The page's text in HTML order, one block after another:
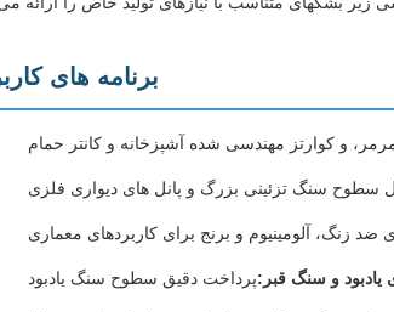
برنامه های
و کوارتز مهندسی شده آشپزخانه و کانتر حمام
سطوح سنگ تزئینی بزرگ و پانل های دیواری فلزی
ضد زنگ، آلومینیوم و برنج برای کاربردهای معماری
یادبود و سنگ قبر:پرداخت دقیق سطوح سنگ یادبود